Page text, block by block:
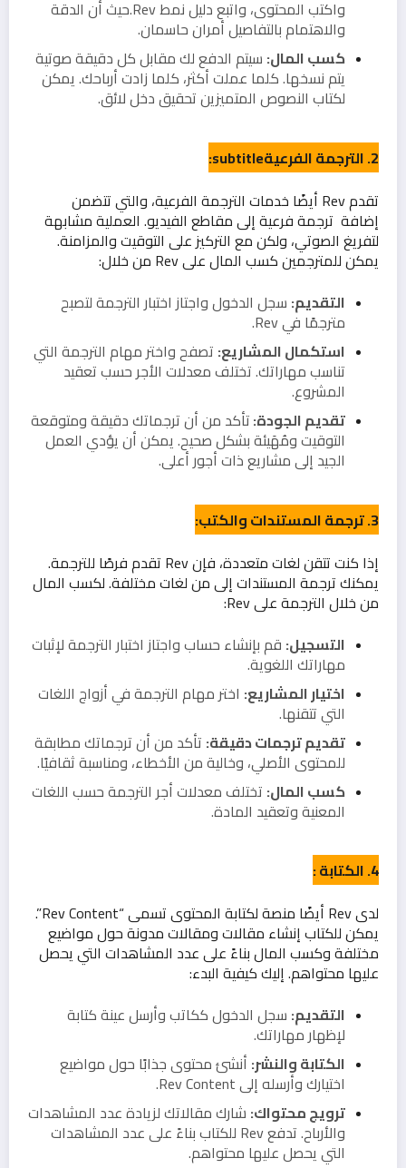
واكتب المحتوى، واتبع دليل نمط Rev.حيث أن الدقة
والاهتمام بالتفاصيل أمران حاسمان.
كسب المال: سيتم الدفع لك مقابل كل دقيقة صوتية
يتم نسخها. كلما عملت أكثر، كلما زادت أرباحك. يمكن
لكتاب النصوص المتميزين تحقيق دخل لائق.
2. الترجمة الفرعيةsubtitle:
تقدم Rev أيضًا خدمات الترجمة الفرعية، والتي تتضمن
إضافة ترجمة فرعية إلى مقاطع الفيديو. العملية مشابهة
لتفريغ الصوتي، ولكن مع التركيز على التوقيت والمزامنة.
يمكن للمترجمين كسب المال على Rev من خلال:
التقديم: سجل الدخول واجتاز اختبار الترجمة لتصبح
مترجمًا في Rev.
استكمال المشاريع: تصفح واختر مهام الترجمة التي
تناسب مهاراتك. تختلف معدلات الأجر حسب تعقيد
المشروع.
تقديم الجودة:تأكد من أن ترجماتك دقيقة ومتوقعة
التوقيت ومُهَيئة بشكل صحيح. يمكن أن يؤدي العمل
الجيد إلى مشاريع ذات أجور أعلى.
3. ترجمة المستندات والكتب:
إذا كنت تتقن لغات متعددة، فإن Rev تقدم فرصًا للترجمة.
يمكنك ترجمة المستندات إلى من لغات مختلفة. لكسب المال
من خلال الترجمة على Rev:
التسجيل: قم بإنشاء حساب واجتاز اختبار الترجمة لإثبات
مهاراتك اللغوية.
اختيار المشاريع: اختر مهام الترجمة في أزواج اللغات
التي تتقنها.
تقديم ترجمات دقيقة: تأكد من أن ترجماتك مطابقة
للمحتوى الأصلي، وخالية من الأخطاء، ومناسبة ثقافيًا.
كسب المال: تختلف معدلات أجر الترجمة حسب اللغات
المعنية وتعقيد المادة.
4. الكتابة :
لدى Rev أيضًا منصة لكتابة المحتوى تسمى “Rev Content”.
يمكن للكتاب إنشاء مقالات ومقالات مدونة حول مواضيع
مختلفة وكسب المال بناءً على عدد المشاهدات التي يحصل
عليها محتواهم. إليك كيفية البدء:
التقديم: سجل الدخول ككاتب وأرسل عينة كتابة
لإظهار مهاراتك.
الكتابة والنشر: أنشئ محتوى جذابًا حول مواضيع
اختيارك وأرسله إلى Rev Content.
ترويج محتواك: شارك مقالاتك لزيادة عدد المشاهدات
والأرباح. تدفع Rev للكتاب بناءً على عدد المشاهدات
التي يحصل عليها محتواهم.